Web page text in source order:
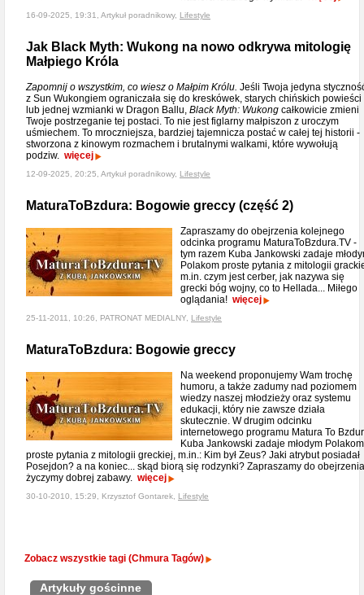
16-09-2025, 19:31, Artykuł poradnikowy, Lifestyle
Jak Black Myth: Wukong na nowo odkrywa mitologię
Małpiego Króla
Zapomnij o wszystkim, co wiesz o Małpim Królu. Jeśli Twoja jedyna
z Sun Wukongiem ograniczała się do kreskówek, starych chińskich powieści
lub jednej wzmianki w Dragon Ballu, Black Myth: Wukong całkowicie zmieni
Twoje postrzeganie tej postaci. To nie jest figlarny małpiszon z uroczym
uśmiechem. To mroczniejsza, bardziej tajemnicza postać w całej tej historii -
stworzona z kinowym rozmachem i brutalnymi walkami, które wywołują
podziw. więcej
12-09-2025, 20:25, Artykuł poradnikowy, Lifestyle
MaturaToBzdura: Bogowie greccy (część 2)
Zapraszamy do obejrzenia kolejnego
odcinka programu MaturaToBzdura.TV -
tym razem Kuba Jankowski zadaje
Polakom proste pytania z mitologii
m.in. czym jest cerber, jak nazywa się
grecki bóg wojny, co to Hellada... Miłego
oglądania! więcej
25-11-2011, 10:26, PATRONAT MEDIALNY, Lifestyle
MaturaToBzdura: Bogowie greccy
Na weekend proponujemy Wam trochę
humoru, a także zadumy nad poziomem
wiedzy naszej młodzieży oraz systemu
edukacji, który nie zawsze działa
skutecznie. W drugim odcinku
internetowego programu Matura To
Kuba Jankowski zadaje młodym Polakom
proste pytania z mitologii greckiej, m.in.: Kim był Zeus? Jaki atrybut posiadał
Posejdon? a na koniec... skąd biorą się rodzynki? Zapraszamy do
życzymy dobrej zabawy. więcej
30-10-2010, 15:29, Krzysztof Gontarek, Lifestyle
Zobacz wszystkie tagi (Chmura Tagów)
Artykuły gościnne